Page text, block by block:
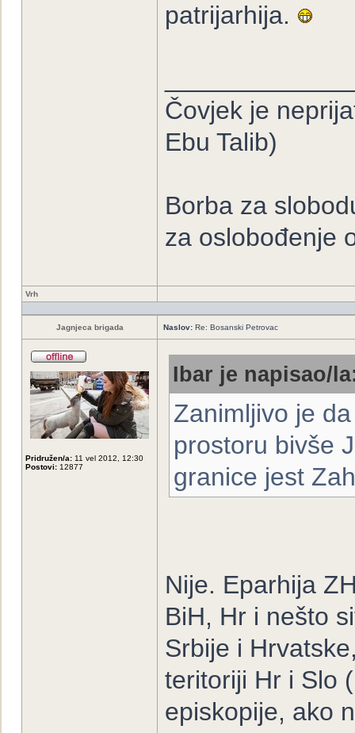
patrijarhija.
Čovjek je
Ebu Talib)
Borba za
za oslobođenje
Vrh
Jagnjeca brigada Naslov: Re: Bosanski Petrovac
Pridružen/a: 11 vel 2012, 12:30
Postovi: 12877
Ibar je napisao/
Zanimljivo je
prostoru bivše
granice jest
Nije. Eparhija
BiH, Hr i nešto
Srbije i
teritoriji Hr i Slo
episkopije, ako